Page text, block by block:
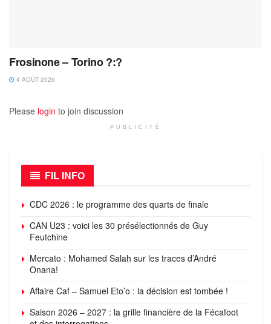
Frosinone – Torino ?:?
4 AOÛT 2026
Please login to join discussion
PUBLICITÉ
FIL INFO
CDC 2026 : le programme des quarts de finale
CAN U23 : voici les 30 présélectionnés de Guy
Feutchine
Mercato : Mohamed Salah sur les traces d’André
Onana!
Affaire Caf – Samuel Eto’o : la décision est tombée !
Saison 2026 – 2027 : la grille financière de la Fécafoot